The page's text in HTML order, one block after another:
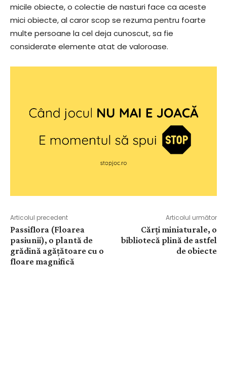
micile obiecte, o colectie de nasturi face ca aceste
mici obiecte, al caror scop se rezuma pentru foarte
multe persoane la cel deja cunoscut, sa fie
considerate elemente atat de valoroase.
Articolul precedent
Passiflora (Floarea
pasiunii), o plantă de
grădină agățătoare cu o
floare magnifică
Articolul următor
Cărți miniaturale, o
bibliotecă plină de astfel
de obiecte